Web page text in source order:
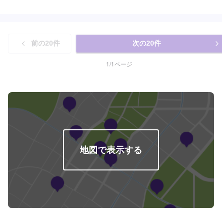
久雨が降ったら水滴と一緒に汚れが落ちる（高砂糖を含む場合は洗車が必要
です）27,400円（SSサイズ）29,500円（Sサイズ）31,800円（Mサイズ）
33,900円（Lサイズ）38,400円（LLサイズ）42,900円（XLサイズ）<ダイヤ
モンドキーパー>（施工時間３〜８時間）ノーメンテナンス・洗車のみで三年
ュー】<樹脂フェンダーキーパー>（施工時間５０分〜）樹脂でできたフェン
ダーの耐久性が高くなり紫外線から守ります12,200円（参考価格）車種によ
って異なる場合がございます。<ホイールコーティング（シングル）>（施工
時間５０分〜）分厚いガラス被膜でホイールをしっかりと守る〜15インチ
▶︎10,400円16〜19インチ▶︎11,800円20インチ〜▶︎13,900円<ホイールコーテ
ィング（ダブル）>（施工時間２時間〜）シングルにもう一層乗せることでよ
り艶と水弾きを保つ〜15インチ▶︎15,500円16〜19インチ▶︎17,600円20イン
前の20件 次の20件
1/1ページ
地図で表示する